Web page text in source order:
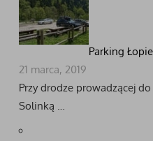
Parking
21 marca, 2019
Przy drodze prowadzącej
Solinką …